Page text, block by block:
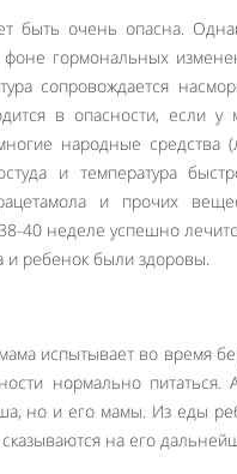
быть очень опасна.
гормональных
сопровождается
в опасности, если у
народные средства
и температура
и прочих
40 неделе успешно
и ребенок были здоровы.
испытывает во время
нормально
но и его мамы. Из еды
на его